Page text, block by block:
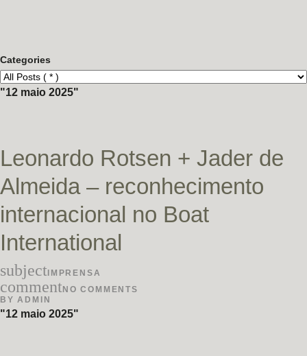
Categories
12 maio 2025
Leonardo Rotsen + Jader de
Almeida – reconhecimento
internacional no Boat
International
subject IMPRENSA
comment NO COMMENTS
BYADMIN
12 maio 2025